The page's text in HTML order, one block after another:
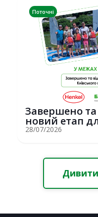
Поточні
Завершено та
новий етап
вітрильного
28/07/2026